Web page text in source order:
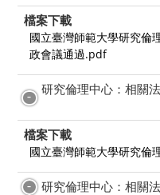
檔案下載
國立臺灣師範大學研究倫
政會議通過.pdf
研究倫理中心：相關
檔案下載
國立臺灣師範大學研究倫
研究倫理中心：相關